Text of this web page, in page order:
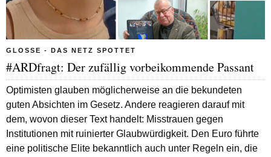
GLOSSE - DAS NETZ SPOTTET
#ARDfragt: Der zufällig vorbeikommende Passant
Optimisten glauben möglicherweise an die bekundeten
guten Absichten im Gesetz. Andere reagieren darauf mit
dem, wovon dieser Text handelt: Misstrauen gegen
Institutionen mit ruinierter Glaubwürdigkeit. Den Euro führte
eine politische Elite bekanntlich auch unter Regeln ein, die